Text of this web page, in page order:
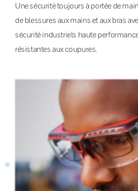
Une sécurité toujours à portée de
de blessures aux mains et aux bras
sécurité industriels haute
résistantes aux coupures.